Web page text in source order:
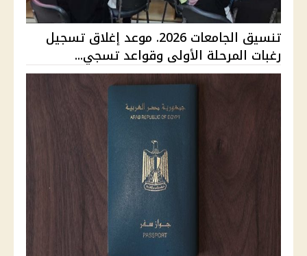
تنسيق الجامعات 2026. موعد إغلاق تسجيل
رغبات المرحلة الأولى وقواعد تسجي...